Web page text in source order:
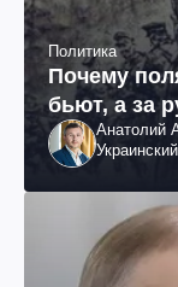
Политика
Почему
бьют, а за
Анатолий